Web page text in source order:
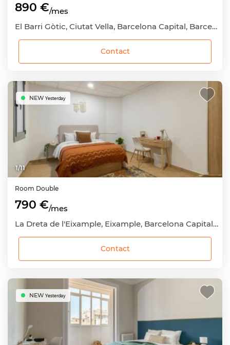
890 €/mes
El Barri Gòtic, Ciutat Vella, Barcelona Capital, Barcelona
Contact
1/11
NEW Yesterday
Room Double
790 €/mes
La Dreta de l'Eixample, Eixample, Barcelona Capital, Barcelona
Contact
NEW Yesterday